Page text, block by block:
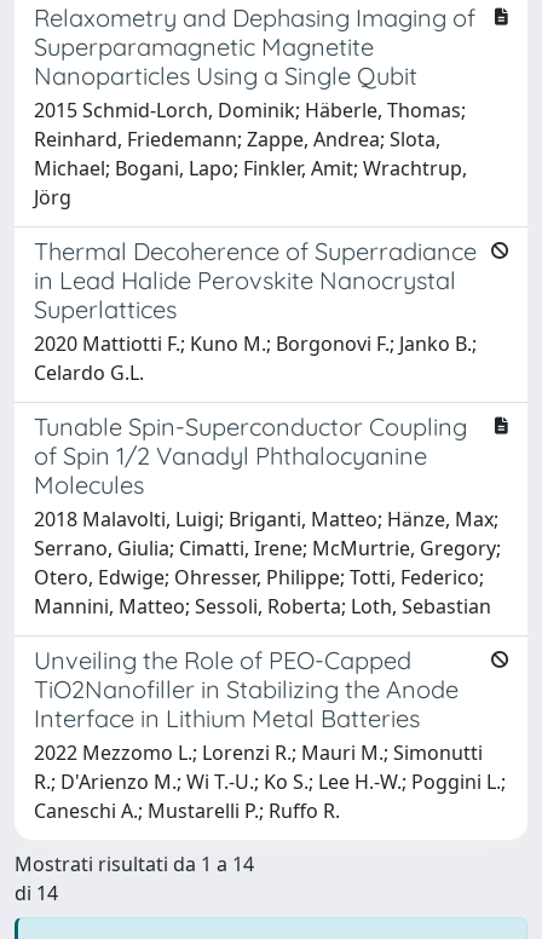
Relaxometry and Dephasing Imaging of
Superparamagnetic Magnetite
Nanoparticles Using a Single Qubit
2015 Schmid-Lorch, Dominik; Häberle, Thomas;
Reinhard, Friedemann; Zappe, Andrea; Slota,
Michael; Bogani, Lapo; Finkler, Amit; Wrachtrup,
Jörg
Thermal Decoherence of Superradiance
in Lead Halide Perovskite Nanocrystal
Superlattices
2020 Mattiotti F.; Kuno M.; Borgonovi F.; Janko B.;
Celardo G.L.
Tunable Spin-Superconductor Coupling
of Spin 1/2 Vanadyl Phthalocyanine
Molecules
2018 Malavolti, Luigi; Briganti, Matteo; Hänze, Max;
Serrano, Giulia; Cimatti, Irene; McMurtrie, Gregory;
Otero, Edwige; Ohresser, Philippe; Totti, Federico;
Mannini, Matteo; Sessoli, Roberta; Loth, Sebastian
Unveiling the Role of PEO-Capped
TiO2Nanofiller in Stabilizing the Anode
Interface in Lithium Metal Batteries
2022 Mezzomo L.; Lorenzi R.; Mauri M.; Simonutti
R.; D'Arienzo M.; Wi T.-U.; Ko S.; Lee H.-W.; Poggini L.;
Caneschi A.; Mustarelli P.; Ruffo R.
Mostrati risultati da 1 a 14
di 14